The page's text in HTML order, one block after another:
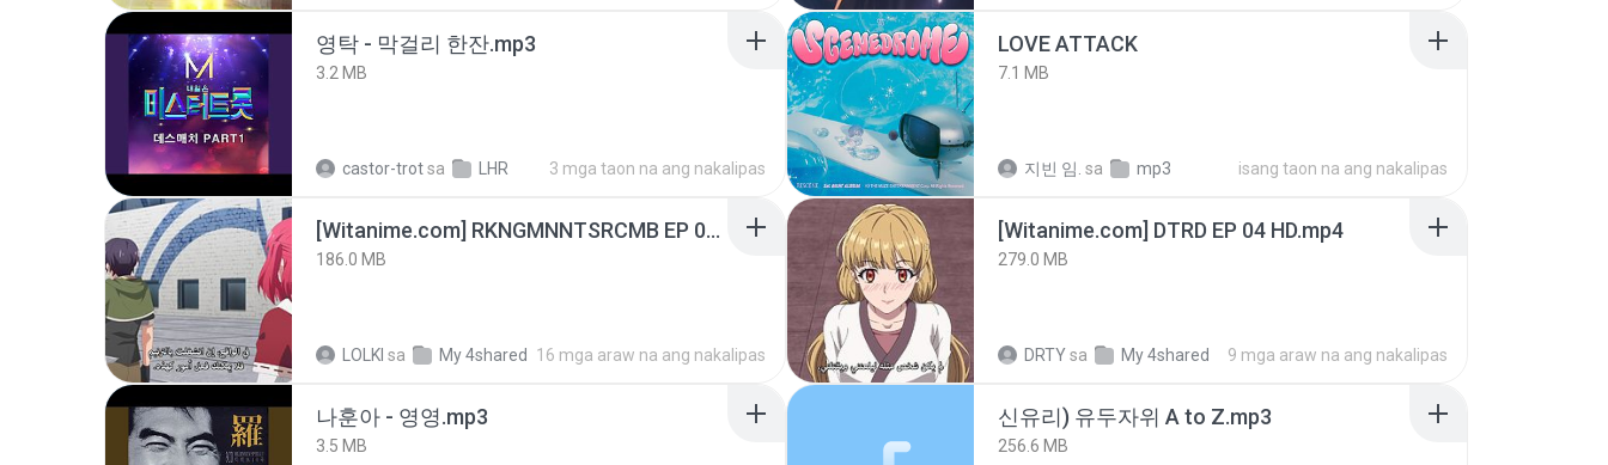
영탁 - 막걸리 한잔.mp3
3.2 MB
castor-trotsa LHR 3 mga taon na ang nakalipas
LOVE ATTACK
7.1 MB
지빈 임. sa mp3 isang taon na ang nakalipas
[Witanime.com] RKNGMNNTSRCMB EP 05 HD.mp4
186.0 MB
LOLKI sa My 4shared 16 mga araw na ang nakalipas
[Witanime.com] DTRD EP 04 HD.mp4
279.0 MB
DRTYsa My 4shared 9 mga araw na ang nakalipas
나훈아 - 영영.mp3
3.5 MB
신유리) 유두자위 A to Z.mp3
256.6 MB